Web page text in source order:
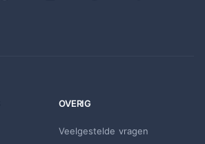
OVERIG
Veelgestelde vragen